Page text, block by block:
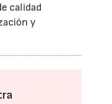
calidad
y